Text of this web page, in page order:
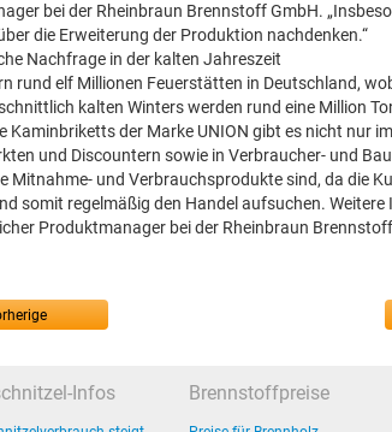
bei der Rheinbraun Brennstoff GmbH.
die Erweiterung der Produktion nachdenken.“
Nachfrage in der kalten Jahreszeit
rund elf Millionen Feuerstätten in Deutschland,
kalten Winters werden rund eine Million
Kaminbriketts der Marke UNION gibt es nicht nur
und Discountern sowie in Verbraucher- und
Mitnahme- und Verbrauchsprodukte sind, da die
somit regelmäßig den Handel aufsuchen.
Produktmanager bei der Rheinbraun
Infos Brennstoffpreise